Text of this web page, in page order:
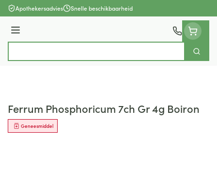
Ga naar de inhoud
Apothekersadvies Snelle beschikbaarheid
Menu
Zoek
Ferrum Phosphoricum 7ch Gr 4g Boiron
Geneesmiddel